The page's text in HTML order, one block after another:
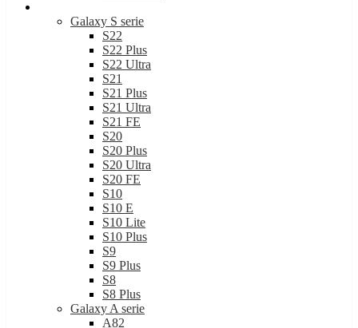
Galaxy S serie
S22
S22 Plus
S22 Ultra
S21
S21 Plus
S21 Ultra
S21 FE
S20
S20 Plus
S20 Ultra
S20 FE
S10
S10 E
S10 Lite
S10 Plus
S9
S9 Plus
S8
S8 Plus
Galaxy A serie
A82